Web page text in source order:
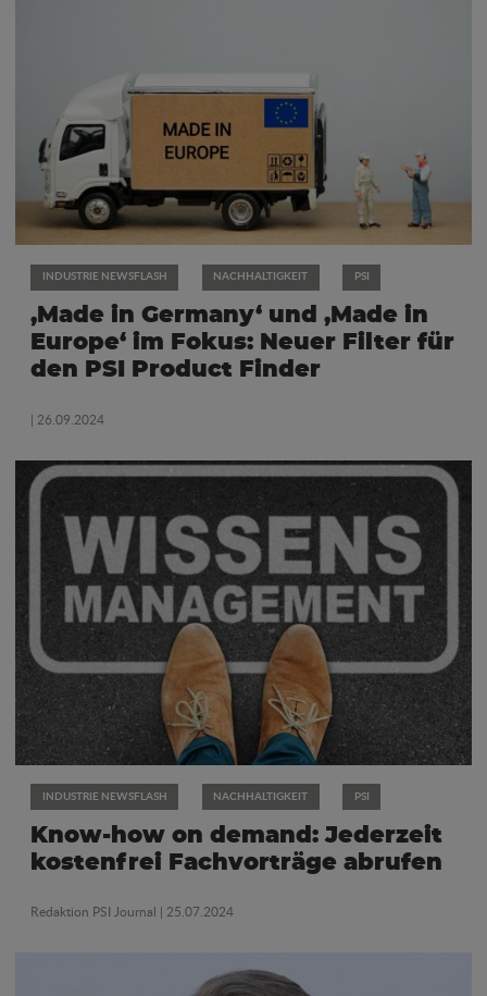
INDUSTRIE NEWSFLASH NACHHALTIGKEIT PSI
‚Made in Germany‘ und ‚Made in
Europe‘ im Fokus: Neuer Filter für
den PSI Product Finder
| 26.09.2024
INDUSTRIE NEWSFLASH NACHHALTIGKEIT PSI
Know-how on demand: Jederzeit
kostenfrei Fachvorträge abrufen
Redaktion PSI Journal | 25.07.2024